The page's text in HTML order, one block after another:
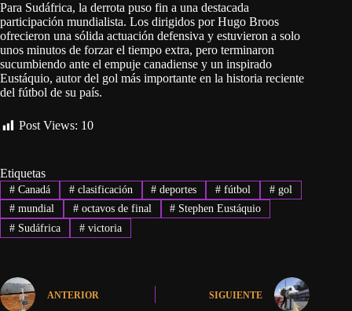
Para Sudáfrica, la derrota puso fin a una destacada
participación mundialista. Los dirigidos por Hugo Broos
ofrecieron una sólida actuación defensiva y estuvieron a solo
unos minutos de forzar el tiempo extra, pero terminaron
sucumbiendo ante el empuje canadiense y un inspirado
Eustáquio, autor del gol más importante en la historia reciente
del fútbol de su país.
Post Views: 10
Etiquetas
#Canadá #clasificación # deportes # fútbol # gol
#mundial #octavos de final # Stephen Eustáquio
#Sudáfrica #victoria
ANTERIOR SIGUIENTE